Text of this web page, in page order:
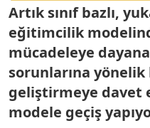
Artık sınıf bazlı,
eğitimcilik
mücadeleye
sorunlarına
geliştirmeye davet
modele geçiş